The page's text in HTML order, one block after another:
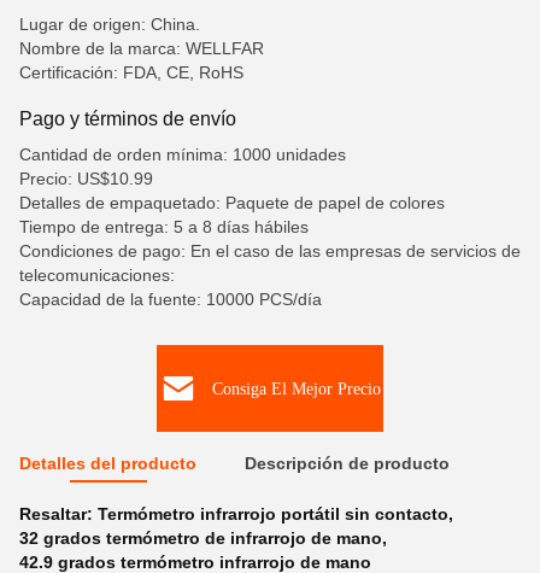
Lugar de origen: China.
Nombre de la marca: WELLFAR
Certificación: FDA, CE, RoHS
Pago y términos de envío
Cantidad de orden mínima: 1000 unidades
Precio: US$10.99
Detalles de empaquetado: Paquete de papel de colores
Tiempo de entrega: 5 a 8 días hábiles
Condiciones de pago: En el caso de las empresas de servicios de
telecomunicaciones:
Capacidad de la fuente: 10000 PCS/día
Consiga El Mejor Precio
Detalles del producto Descripción de producto
Resaltar: Termómetro infrarrojo portátil sin contacto,
32 grados termómetro de infrarrojo de mano,
42.9 grados termómetro infrarrojo de mano